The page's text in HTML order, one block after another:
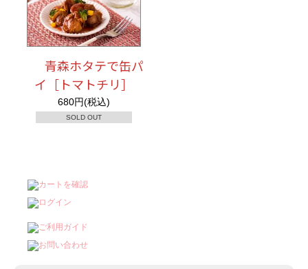
青森ホタテで缶パ
イ［トマトチリ］
680円(税込)
SOLD OUT